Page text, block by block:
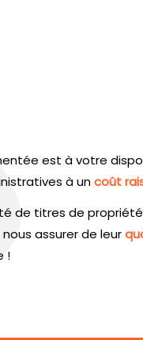
est à votre
à uncoût
de titres de
assurer de leur
!